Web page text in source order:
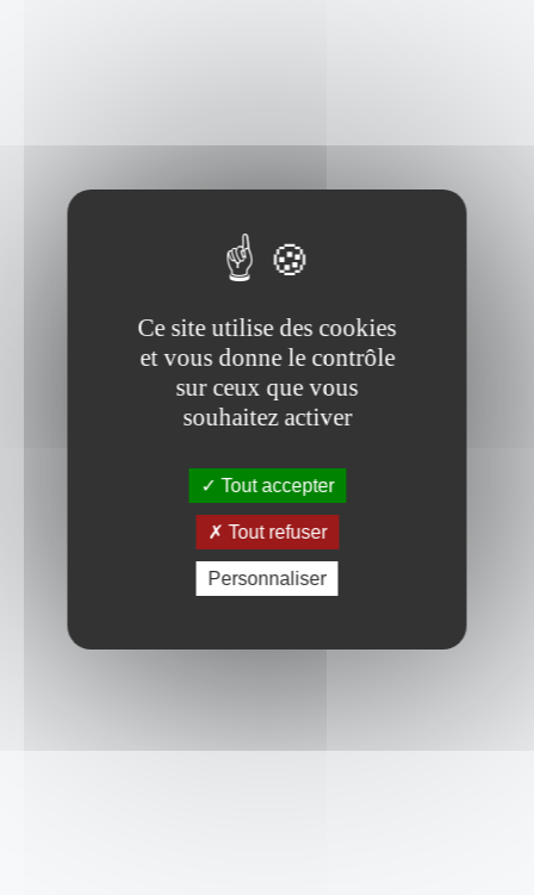
Ce site utilise des cookies
et vous donne le contrôle
sur ceux que vous
souhaitez activer
Tout accepter
Tout refuser
Personnaliser